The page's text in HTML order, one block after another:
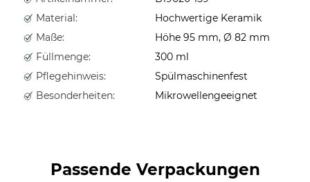
Material:
Hochwertige Keramik
Maße:
Höhe 95 mm, Ø 82 mm
Füllmenge:
300 ml
Pflegehinweis:
Spülmaschinenfest
Besonderheiten:
Mikrowellengeeignet
Passende Verpackungen